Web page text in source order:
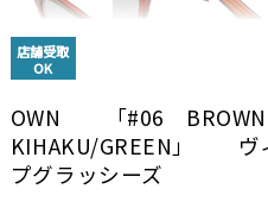
店舗受取
OK
OWN 「#06
KIHAKU/GREEN」 ヴ
プグラッシーズ